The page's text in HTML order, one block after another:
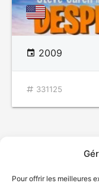
Pour offrir les meilleures
2009
331125